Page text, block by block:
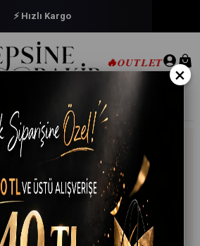
⚡ Hızlı Kargo
🔥OUTLET
×